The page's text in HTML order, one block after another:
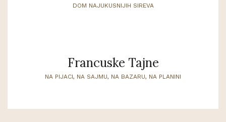
DOM NAJUKUSNIJIH SIREVA
Francuske Tajne
NA PIJACI, NA SAJMU, NA BAZARU, NA PLANINI